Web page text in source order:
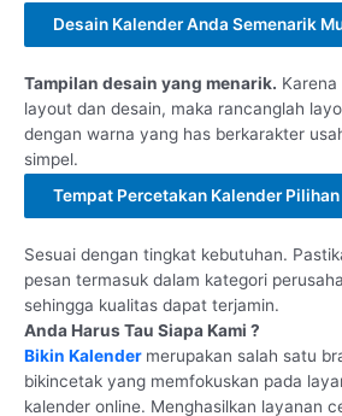
Desain Kalender Anda Semenarik
Tampilan desain yang menarik.
layout dan desain, maka rancanglah
dengan warna yang has berkarakter
simpel.
Tempat Percetakan Kalender
Sesuai dengan tingkat kebutuhan.
pesan termasuk dalam kategori
sehingga kualitas dapat terjamin.
Anda Harus Tau Siapa Kami ?
Bikin Kalender merupakan salah satu
bikincetak yang memfokuskan pada
kalender online. Menghasilkan layanan